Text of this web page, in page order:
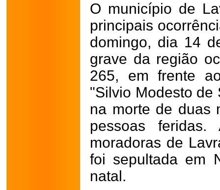
O município de
principais
domingo, dia 14
grave da região
265, em frente
"Silvio Modesto de
na morte de duas
pessoas
moradoras de
foi sepultada em
natal.